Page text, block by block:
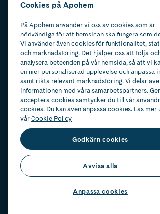
Cookies på Apohem
På Apohem använder vi oss av cookies som är
nödvändiga för att hemsidan ska fungera som
Vi använder även cookies för funktionalitet,
och marknadsföring. Det hjälper oss att följa
analysera beteenden på vår hemsida, så att vi
en mer personaliserad upplevelse och anpassa
samt rikta relevant marknadsföring. Vi delar
informationen med våra samarbetspartners.
acceptera cookies samtycker du till vår
cookies. Du kan även anpassa cookies. Läs mer
vårCookie Policy
Godkänn cookies
Avvisa alla
Anpassa cookies